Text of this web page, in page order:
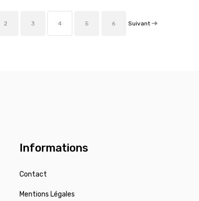
2 3 4 5 6 Suivant
Informations
Contact
Mentions Légales